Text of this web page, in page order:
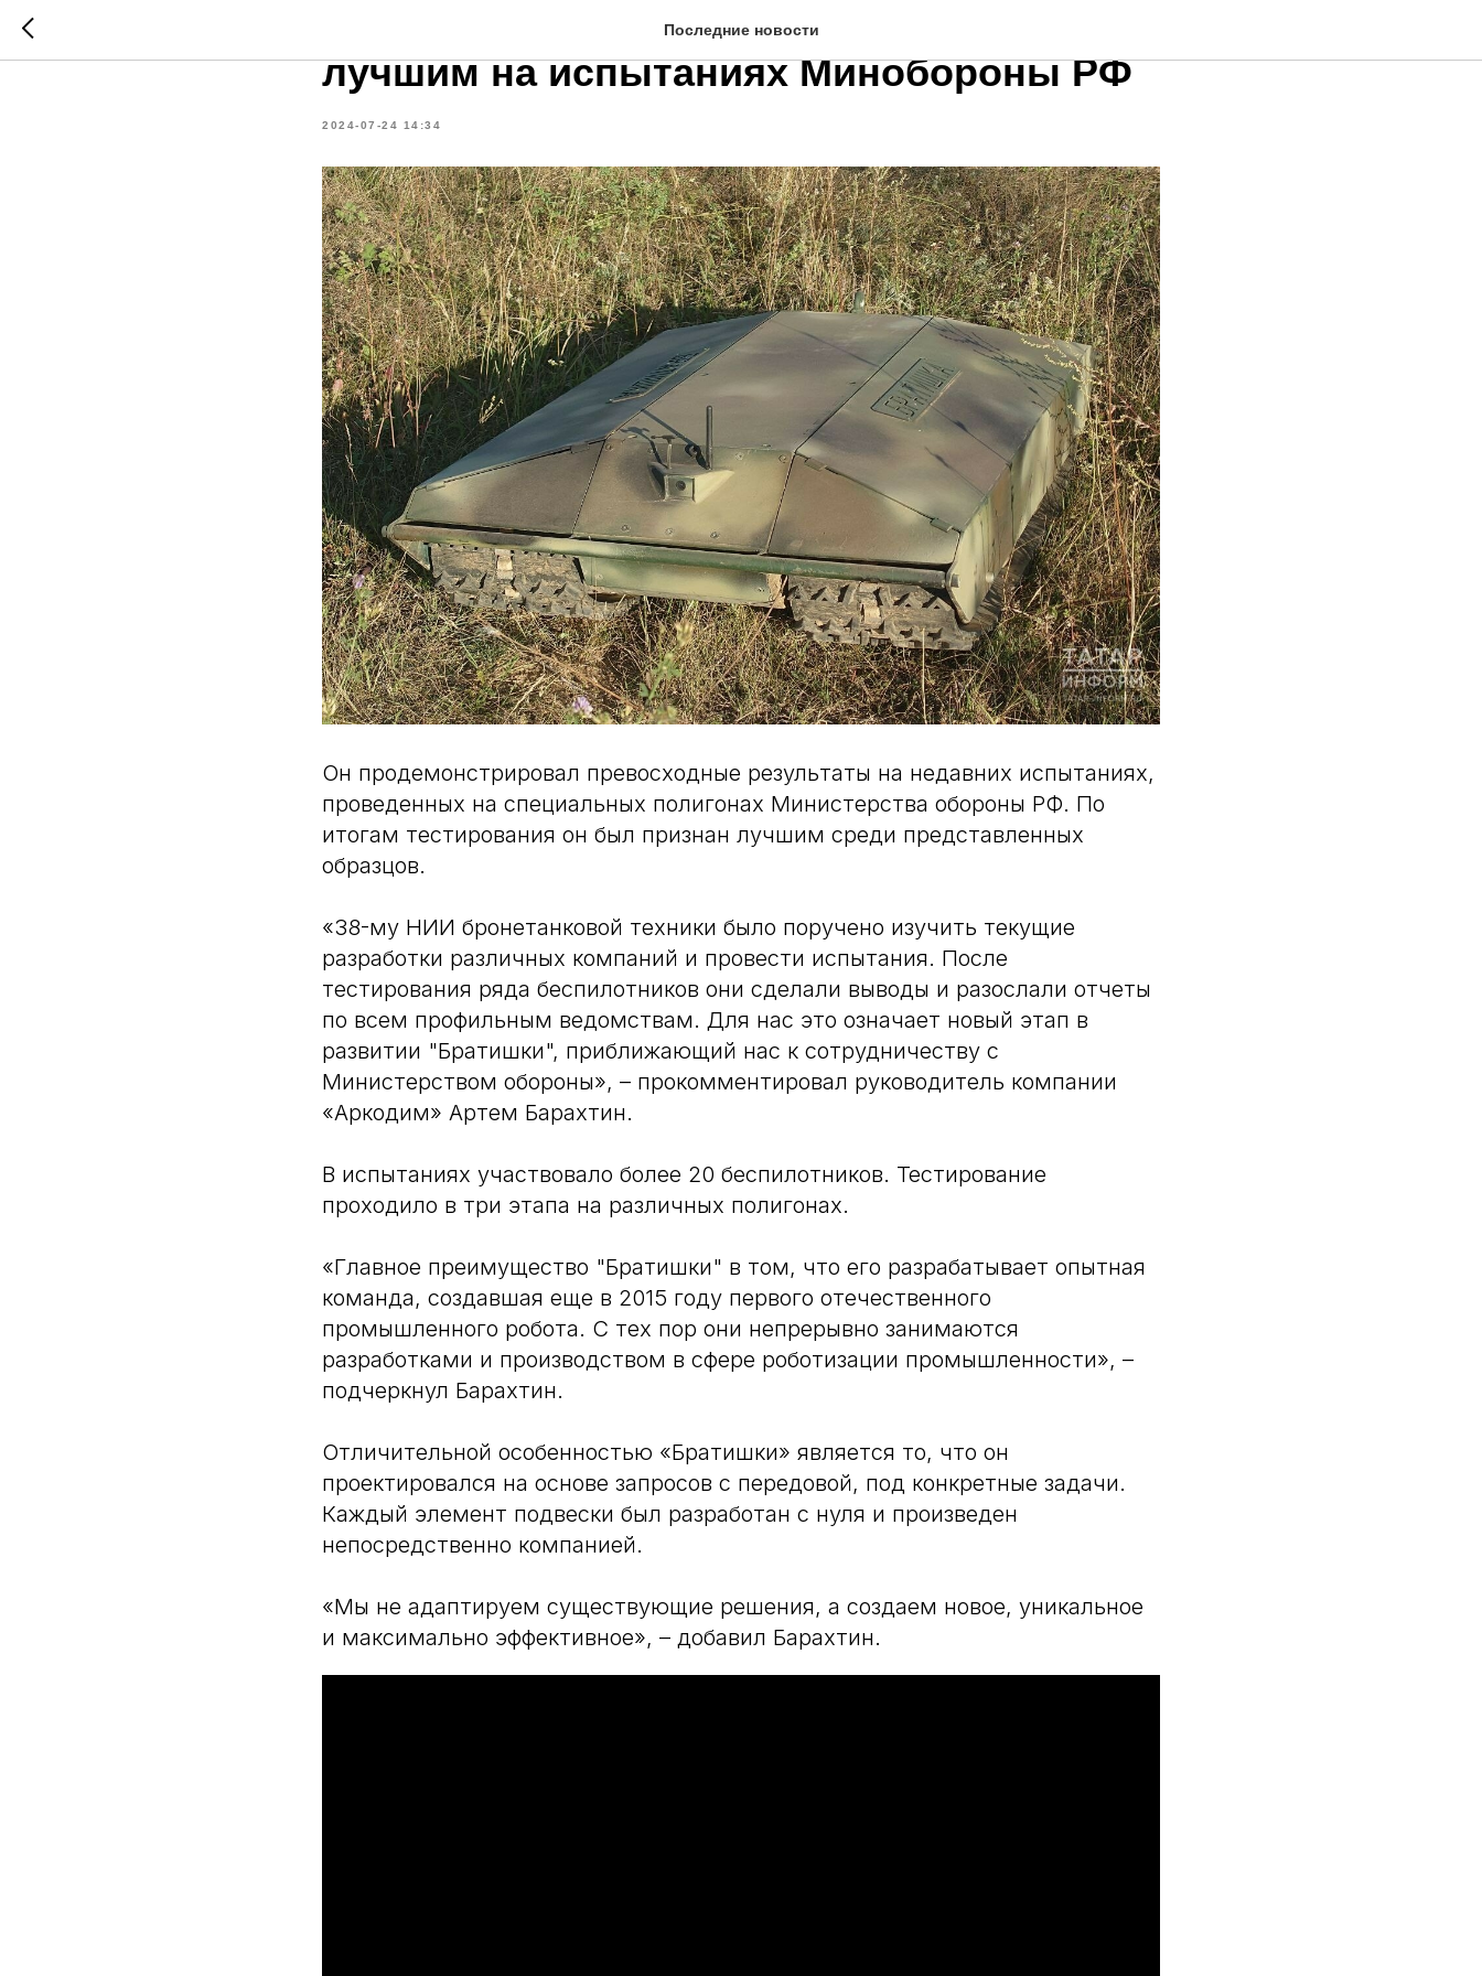
Последние новости
Казанский беспилотник «Братишка» стал
лучшим на испытаниях Минобороны РФ
2024-07-24 14:34
Он продемонстрировал превосходные результаты на недавних испытаниях,
проведенных на специальных полигонах Министерства обороны РФ. По
итогам тестирования он был признан лучшим среди представленных
образцов.
«38-му НИИ бронетанковой техники было поручено изучить текущие
разработки различных компаний и провести испытания. После
тестирования ряда беспилотников они сделали выводы и разослали отчеты
по всем профильным ведомствам. Для нас это означает новый этап в
развитии "Братишки", приближающий нас к сотрудничеству с
Министерством обороны», – прокомментировал руководитель компании
«Аркодим» Артем Барахтин.
В испытаниях участвовало более 20 беспилотников. Тестирование
проходило в три этапа на различных полигонах.
«Главное преимущество "Братишки" в том, что его разрабатывает опытная
команда, создавшая еще в 2015 году первого отечественного
промышленного робота. С тех пор они непрерывно занимаются
разработками и производством в сфере роботизации промышленности», –
подчеркнул Барахтин.
Отличительной особенностью «Братишки» является то, что он
проектировался на основе запросов с передовой, под конкретные задачи.
Каждый элемент подвески был разработан с нуля и произведен
непосредственно компанией.
«Мы не адаптируем существующие решения, а создаем новое, уникальное
и максимально эффективное», – добавил Барахтин.